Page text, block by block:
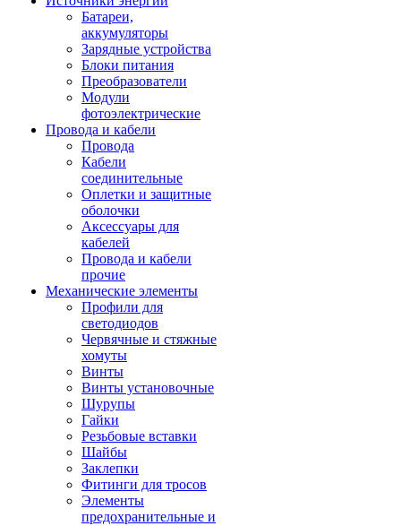
Батареи,
аккумуляторы
Зарядные устройства
Блоки питания
Преобразователи
Модули
фотоэлектрические
Провода и кабели
Провода
Кабели
соединительные
Оплетки и защитные
оболочки
Аксессуары для
кабелей
Провода и кабели
прочие
Механические элементы
Профили для
светодиодов
Червячные и стяжные
хомуты
Винты
Винты установочные
Шурупы
Гайки
Резьбовые вставки
Шайбы
Заклепки
Фитинги для тросов
Элементы
предохранительные и